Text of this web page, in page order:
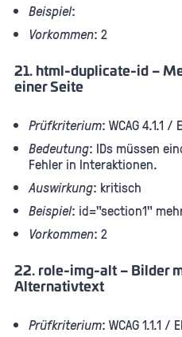
Beispiel:
Vorkommen: 2
21. html-duplicate-id –
einer Seite
Prüfkriterium: WCAG 4.1.1
Bedeutung: IDs müssen
Fehler in Interaktionen.
Auswirkung: kritisch
Beispiel: id="section1"
Vorkommen: 2
22. role-img-alt – Bilder
Alternativtext
Prüfkriterium: WCAG 1.1.1 /